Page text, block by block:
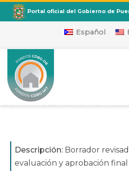
CDBG
Departamento de la Vivienda
Portal oficial del Gobierno de
Español
1ra Enmienda al Plan
Acción CDBG-DR
(Sustancial): Borrador
Publicado ennoviembre 16, 2018
Descripción: Borrador
evaluación y aprobación final